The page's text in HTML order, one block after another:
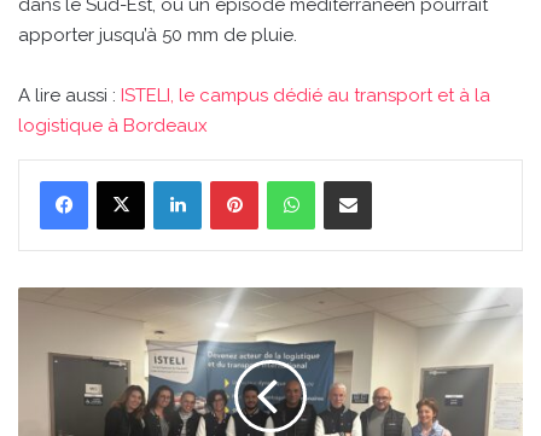
dans le Sud-Est, où un épisode méditerranéen pourrait
apporter jusqu’à 50 mm de pluie.
A lire aussi : ISTELI, le campus dédié au transport et à la
logistique à Bordeaux
LinkedinPinterestWhatsAppPartager par email
campus